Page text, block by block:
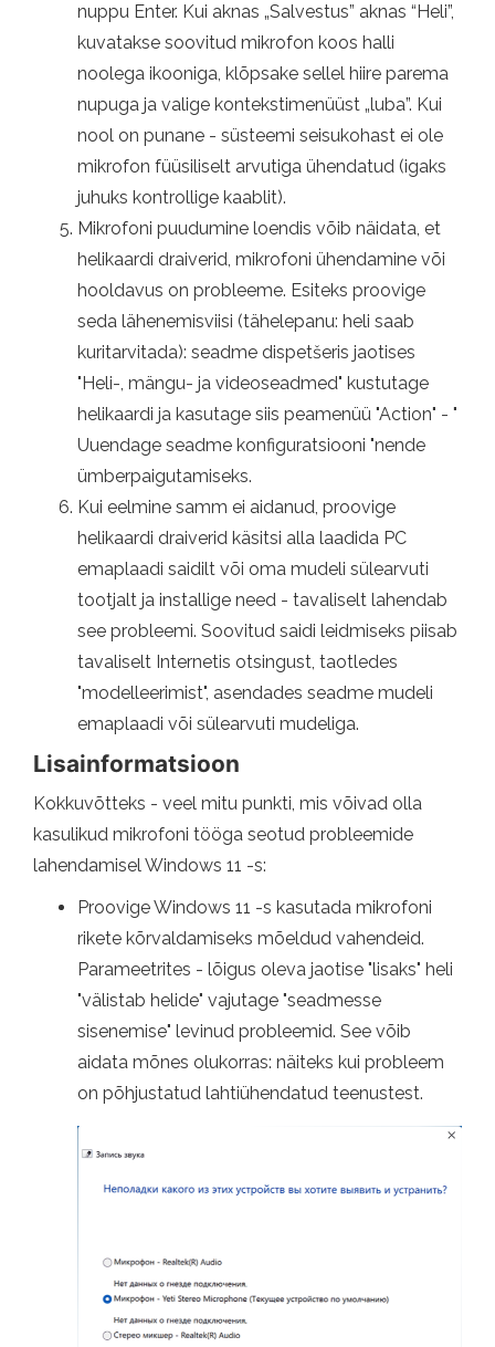
nuppu Enter. Kui aknas „Salvestus” aknas “Heli”,
kuvatakse soovitud mikrofon koos halli
noolega ikooniga, klõpsake sellel hiire parema
nupuga ja valige kontekstimenüüst „luba”. Kui
nool on punane - süsteemi seisukohast ei ole
mikrofon füüsiliselt arvutiga ühendatud (igaks
juhuks kontrollige kaablit).
Mikrofoni puudumine loendis võib näidata, et
helikaardi draiverid, mikrofoni ühendamine või
hooldavus on probleeme. Esiteks proovige
seda lähenemisviisi (tähelepanu: heli saab
kuritarvitada): seadme dispetšeris jaotises
"Heli-, mängu- ja videoseadmed" kustutage
helikaardi ja kasutage siis peamenüü "Action" - "
Uuendage seadme konfiguratsiooni "nende
ümberpaigutamiseks.
Kui eelmine samm ei aidanud, proovige
helikaardi draiverid käsitsi alla laadida PC
emaplaadi saidilt või oma mudeli sülearvuti
tootjalt ja installige need - tavaliselt lahendab
see probleemi. Soovitud saidi leidmiseks piisab
tavaliselt Internetis otsingust, taotledes
"modelleerimist", asendades seadme mudeli
emaplaadi või sülearvuti mudeliga.
Lisainformatsioon
Kokkuvõtteks - veel mitu punkti, mis võivad olla
kasulikud mikrofoni tööga seotud probleemide
lahendamisel Windows 11 -s:
Proovige Windows 11 -s kasutada mikrofoni
rikete kõrvaldamiseks mõeldud vahendeid.
Parameetrites - lõigus oleva jaotise "lisaks" heli
"välistab helide" vajutage "seadmesse
sisenemise" levinud probleemid. See võib
aidata mõnes olukorras: näiteks kui probleem
on põhjustatud lahtiühendatud teenustest.